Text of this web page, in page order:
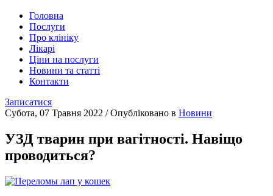
Головна
Послуги
Про клініку
Лікарі
Ціни на послуги
Новини та статті
Контакти
Записатися
Субота, 07 Травня 2022 /Опубліковано в Новини
УЗД тварин при вагітності. Навіщо
проводиться?